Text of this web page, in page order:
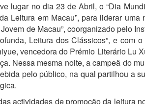
lugar no dia 23 de Abril, o “Dia
Leitura em Macau”, para liderar
de Macau”, coorganizado pelo
Leitura dos Clássicos”, e com
vencedora do Prémio Literário Lu
Nessa mesma noite, a campeã do
pelo público, na qual partilhou a
actividades de promoção da leitura